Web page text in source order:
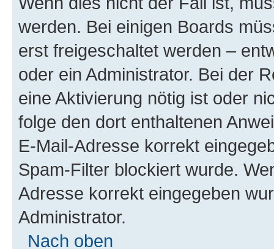
werden. Bei einigen Boards
erst freigeschaltet werden –
oder ein Administrator. Bei der
eine Aktivierung nötig ist oder
folge den dort enthaltenen
E-Mail-Adresse korrekt
Spam-Filter blockiert wurde.
Adresse korrekt eingegeben
Administrator.
Nach oben